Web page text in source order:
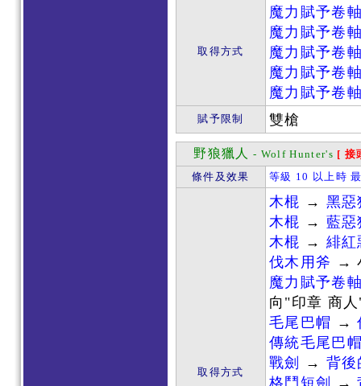
取得方式
魔力賦予卷
魔力賦予卷
魔力賦予卷
魔力賦予卷
魔力賦予卷
賦予限制 雙槍
野狼獵人 - Wolf Hunter's [
條件及效果
等級 10 以上時
取得方式
木棍 → 黑惡
木棍 → 藍惡
木棍 → 緋紅
伐木用斧 →
魔力賦予卷
向"印章 商
毛尾巴帽 →
傳統毛尾巴
戰劍
→ 背後
格鬥短劍
→